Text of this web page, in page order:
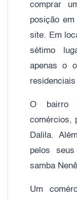
comprar
posição
site. Em
sétimo
apenas o
O bairro
comércios,
Dalila.
pelos
samba
Um